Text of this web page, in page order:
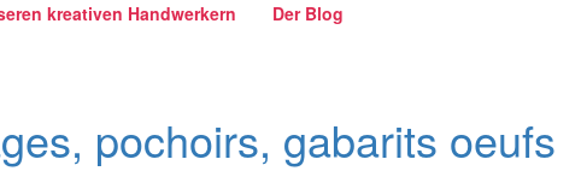
kreativen Handwerkern Der Blog
pochoirs, gabarits oeufs